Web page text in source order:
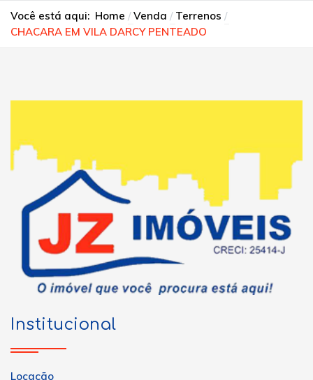
Você está aqui: Home Venda
Terrenos
CHACARA EM VILA DARCY PENTEADO
Institucional
Locação